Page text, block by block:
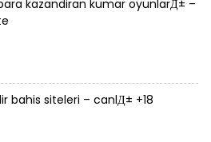
kazandiran kumar oyunlarД± –
bahis siteleri – canlД± +18